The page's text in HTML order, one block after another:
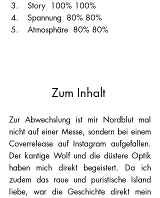
Story  100% 100%
Spannung  80% 80%
Atmosphäre  80% 80%
Zum Inhalt
Zur Abwechslung ist mir Nordblut mal
nicht auf einer Messe, sondern bei einem
Coverrelease auf Instagram aufgefallen.
Der kantige Wolf und die düstere Optik
haben mich direkt begeistert. Da ich
zudem das raue und puristische Island
liebe, war die Geschichte direkt mein